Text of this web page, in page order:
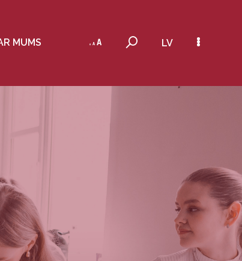
MUMS LV